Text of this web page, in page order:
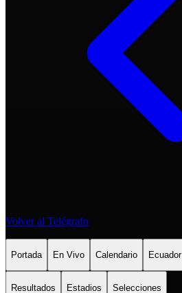
Volver al Telégrafo
Portada En Vivo Calendario Ecuador
Resultados Estadios Selecciones